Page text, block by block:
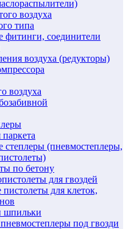
воздуха
типа
фитинги, соединители
воздуха (редукторы)
воздуха
степлеры (пневмостеплеры,
по бетону
для гвоздей
для клеток,
шпильки
под гвозди